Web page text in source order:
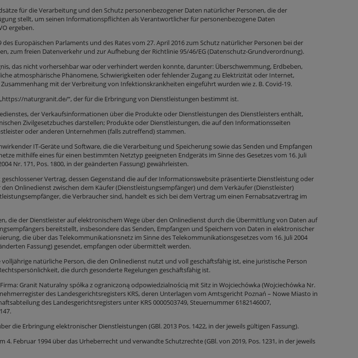
für die Verarbeitung und den Schutz personenbezogener Daten natürlicher Personen, die der
stellt, um seinen Informationspflichten als Verantwortlicher für personenbezogene Daten
ergeben.
des Europäischen Parlaments und des Rates vom 27. April 2016 zum Schutz natürlicher Personen bei der
zum freien Datenverkehr und zur Aufhebung der Richtlinie 95/46/EG (Datenschutz-Grundverordnung).
das nicht vorhersehbar war oder verhindert werden konnte, darunter: Überschwemmung, Erdbeben,
atmosphärische Phänomene, Schwierigkeiten oder fehlender Zugang zu Elektrizität oder Internet,
mit der Verbreitung von Infektionskrankheiten eingeführt wurden wie z. B. Covid-19.
naturgranit.de/“, der für die Erbringung von Dienstleistungen bestimmt ist.
der Verkaufsinformationen über die Produkte oder Dienstleistungen des Dienstleisters enthält,
Zivilgesetzbuches darstellen; Produkte oder Dienstleistungen, die auf den Informationsseiten
oder anderen Unternehmen (falls zutreffend) stammen.
IT-Geräte und Software, die die Verarbeitung und Speicherung sowie das Senden und Empfangen
mithilfe eines für einen bestimmten Netztyp geeigneten Endgeräts im Sinne des Gesetzes vom 16. Juli
Nr. 171, Pos. 1800, in der geänderten Fassung) gewährleisten.
Vertrag, dessen Gegenstand die auf der Informationswebsite präsentierte Dienstleistung oder
Onlinedienst zwischen dem Käufer (Dienstleistungsempfänger) und dem Verkäufer (Dienstleister)
die Verbraucher sind, handelt es sich bei dem Vertrag um einen Fernabsatzvertrag im
die der Dienstleister auf elektronischem Wege über den Onlinedienst durch die Übermittlung von Daten auf
bereitstellt, insbesondere das Senden, Empfangen und Speichern von Daten in elektronischer
die über das Telekommunikationsnetz im Sinne des Telekommunikationsgesetzes vom 16. Juli 2004
Fassung) gesendet, empfangen oder übermittelt werden.
volljährige natürliche Person, die den Onlinedienst nutzt und voll geschäftsfähig ist, eine juristische Person
die durch gesonderte Regelungen geschäftsfähig ist.
Granit Naturalny spółka z ograniczoną odpowiedzialnością mit Sitz in Wojciechówka (Wojciechówka Nr.
des Landesgerichtsregisters KRS, deren Unterlagen vom Amtsgericht Poznań – Nowe Miasto in
des Landesgerichtsregisters unter KRS 0000503749, Steuernummer 6182146007,
die Erbringung elektronischer Dienstleistungen (GBl. 2013 Pos. 1422, in der jeweils gültigen Fassung).
4. Februar 1994 über das Urheberrecht und verwandte Schutzrechte (GBl. von 2019, Pos. 1231, in der jeweils